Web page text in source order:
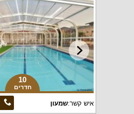
10
חדרים
איש קשר:שמעון